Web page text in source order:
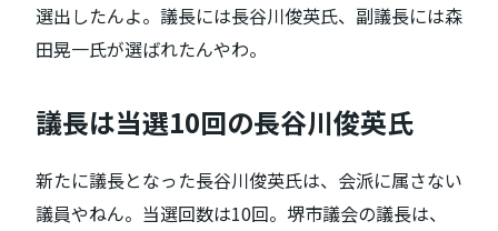
選出したんよ。議長には長谷川俊英氏、副議長には森
田晃一氏が選ばれたんやわ。
議長は当選10回の長谷川俊英氏
新たに議長となった長谷川俊英氏は、会派に属さない
議員やねん。当選回数は10回。堺市議会の議長は、